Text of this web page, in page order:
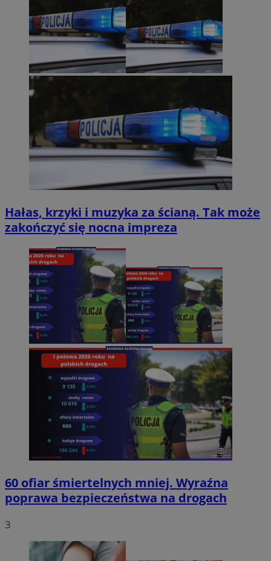
Hałas, krzyki i muzyka za ścianą. Tak może
zakończyć się nocna impreza
60 ofiar śmiertelnych mniej. Wyraźna
poprawa bezpieczeństwa na drogach
3